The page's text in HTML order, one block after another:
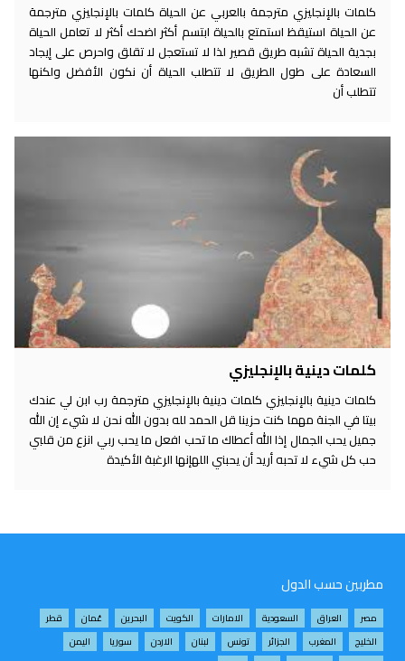
كلمات بالإنجليزي مترجمة بالعربي عن الحياة كلمات بالإنجليزي مترجمة
عن الحياة استيقظ استمتع بالحياة ابتسم أكثر اضحك أكثر لا تعامل الحياة
بجدية الحياة تشبه طريق قصير لذا لا تستعجل لا تقلق واحرص على إيجاد
السعادة على طول الطريق لا تتطلب الحياة أن نكون الأفضل ولكنها
تتطلب أن
كلمات دينية بالإنجليزي
كلمات دينية بالإنجليزي كلمات دينية بالإنجليزي مترجمة رب ابن لي عندك
بيتا في الجنة مهما كنت حزينا قل الحمد لله بدون الله نحن لا شيء إن الله
جميل يحب الجمال إذا الله أعطاك ما تحب افعل ما يحب ربي انزع من قلبي
حب كل شيء لا تحبه أريد أن يحبني اللهإنها الرغبة الأكيدة
مطربين حسب الدول
مصر العراق السعودية الامارات الكويت البحرين عُمان
قطر
الخليج
المغرب الجزائر تونس لبنان الاردن سوريا
اليمن